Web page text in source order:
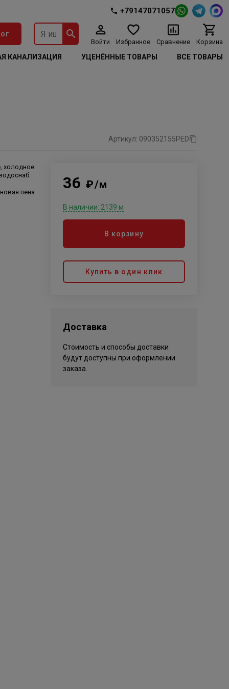
+79147071057
Войти Избранное Сравнение Корзина
КАНАЛИЗАЦИЯ УЦЕНЁННЫЕ ТОВАРЫ ВСЕ ТОВАРЫ
Артикул: 090352155PED
холодное
пена
36₽/м
В наличии: 2139 м
В корзину
Купить в один клик
Доставка
Стоимость и способы доставки
будут доступны при оформлении
заказа.